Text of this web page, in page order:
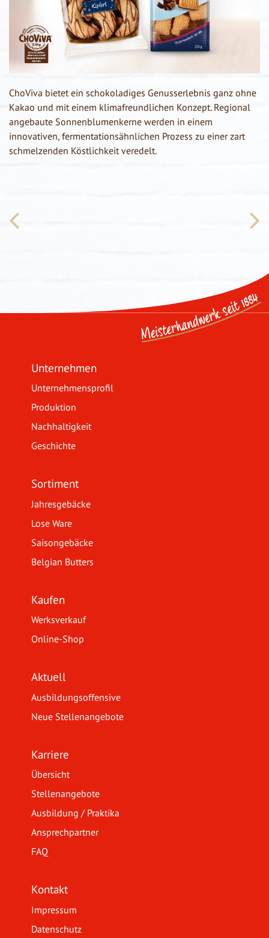
ChoViva bietet ein schokoladiges Genusserlebnis ganz ohne
Kakao und mit einem klimafreundlichen Konzept. Regional
angebaute Sonnenblumenkerne werden in einem
innovativen, fermentationsähnlichen Prozess zu einer zart
schmelzenden Köstlichkeit veredelt.
Unternehmen
Unternehmensprofil
Produktion
Nachhaltigkeit
Geschichte
Sortiment
Jahresgebäcke
Lose Ware
Saisongebäcke
Belgian Butters
Kaufen
Werksverkauf
Online-Shop
Aktuell
Ausbildungsoffensive
Neue Stellenangebote
Karriere
Übersicht
Stellenangebote
Ausbildung / Praktika
Ansprechpartner
FAQ
Kontakt
Impressum
Datenschutz